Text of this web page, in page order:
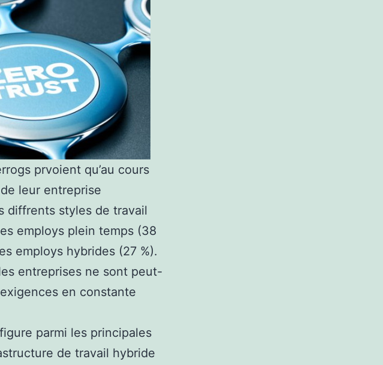
prvoient qu’au cours
leur entreprise
diffrents styles de travail
employs plein temps (38
employs hybrides (27 %).
entreprises ne sont peut-
en constante
parmi les principales
de travail hybride